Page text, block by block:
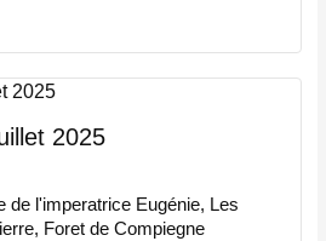
2025
de l'imperatrice Eugénie, Les
Foret de Compiegne